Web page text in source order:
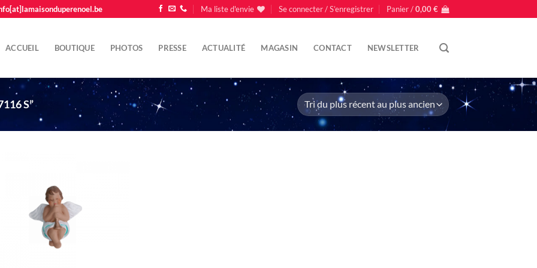
Ma liste d'envie Se connecter / S’enregistrer Panier /0,00€
ACCUEIL BOUTIQUE PHOTOS PRESSE ACTUALITÉ MAGASIN CONTACT NEWSLETTER
S”